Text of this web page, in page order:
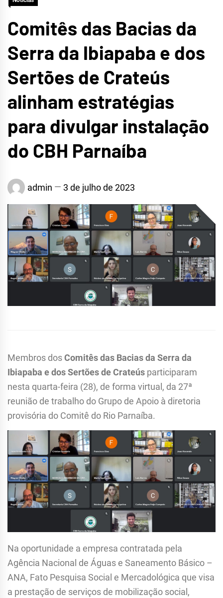
Comitês das Bacias da
Serra da Ibiapaba e dos
Sertões de Crateús
alinham estratégias
para divulgar instalação
do CBH Parnaíba
admin 3 de julho de 2023
Membros dosComitês das Bacias da Serra da
Ibiapaba e dos Sertões de Crateús participaram
nesta quarta-feira (28), de forma virtual, da 27ª
reunião de trabalho do Grupo de Apoio à diretoria
provisória do Comitê do Rio Parnaíba.
Na oportunidade a empresa contratada pela
Agência Nacional de Águas e Saneamento Básico –
ANA, Fato Pesquisa Social e Mercadológica que visa
a prestação de serviços de mobilização social,